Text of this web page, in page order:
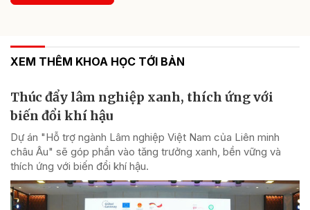
XEM THÊM KHOA HỌC TỚI BẢN
Thúc đẩy lâm nghiệp xanh, thích ứng với
biến đổi khí hậu
Dự án "Hỗ trợ ngành Lâm nghiệp Việt Nam của Liên minh
châu Âu" sẽ góp phần vào tăng trưởng xanh, bền vững và
thích ứng với biến đổi khí hậu.